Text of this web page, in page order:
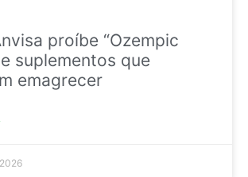
proíbe “Ozempic
suplementos que
emagrecer